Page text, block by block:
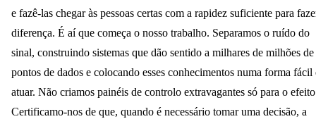
e fazê-las chegar às pessoas certas com a rapidez suficiente para
diferença. É aí que começa o nosso trabalho. Separamos o ruído do
sinal, construindo sistemas que dão sentido a milhares de milhões de
pontos de dados e colocando esses conhecimentos numa forma fácil
atuar. Não criamos painéis de controlo extravagantes só para o
Certificamo-nos de que, quando é necessário tomar uma decisão, a